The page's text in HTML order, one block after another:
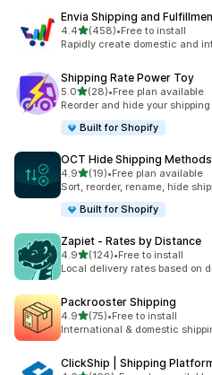
Envia Shipping and
4.4เต็ม 5 ดาว
(458)
ทั้งหมด 458 รีวิว
•Free to install
Rapidly create domestic and
Shipping Rate Power Toy
5.0เต็ม 5 ดาว
(28)
ทั้งหมด 28 รีวิว
•Free plan available
Reorder and hide your
Built for Shopify
OCT Hide Shipping Methods
4.9เต็ม 5 ดาว
(19)
ทั้งหมด 19 รีวิว
•Free plan available
Sort, reorder, rename, hide
Built for Shopify
Zapiet ‑ Rates by Distance
4.9เต็ม 5 ดาว
(124)
ทั้งหมด 124 รีวิว
•Free to install
Local delivery rates based on
Packrooster Shipping
4.9เต็ม 5 ดาว
(75)
ทั้งหมด 75 รีวิว
•Free to install
International & domestic
ClickShip | Shipping